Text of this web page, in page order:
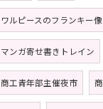
ワルピースのフランキー像
マンガ寄せ書きトレイン
商工青年部主催夜市